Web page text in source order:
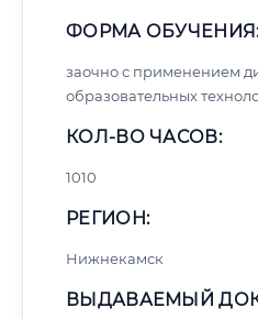
ФОРМА
заочно с применением
образовательных
КОЛ-ВО ЧАСОВ:
1010
РЕГИОН:
Нижнекамск
ВЫДАВАЕМЫЙ